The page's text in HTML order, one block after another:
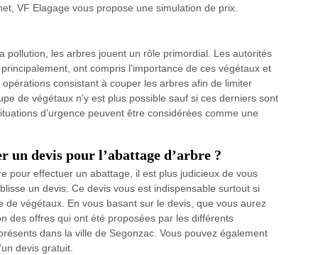
VF Elagage vous propose une simulation de prix.
pollution, les arbres jouent un rôle primordial. Les autorités
ont compris l’importance de ces végétaux et
consistant à couper les arbres afin de limiter
de végétaux n’y est plus possible sauf si ces derniers sont
d’urgence peuvent être considérées comme une
devis pour l’abattage d’arbre ?
pour effectuer un abattage, il est plus judicieux de vous
un devis. Ce devis vous est indispensable surtout si
végétaux. En vous basant sur le devis, que vous aurez
des offres qui ont été proposées par les différents
dans la ville de Segonzac. Vous pouvez également
devis gratuit.